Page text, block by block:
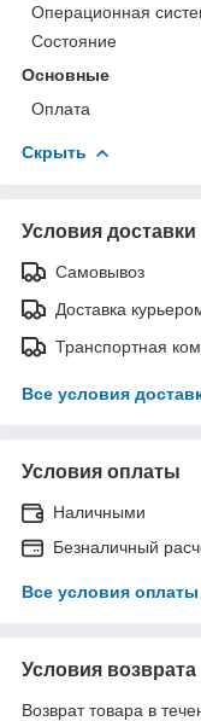
Операционная
Состояние
Основные
Оплата
Скрыть
Условия доставки
Самовывоз
Доставка
Транспортная
Все условия
Условия оплаты
Наличными
Безналичный
Все условия оплаты
Условия возврата
Возврат товара в